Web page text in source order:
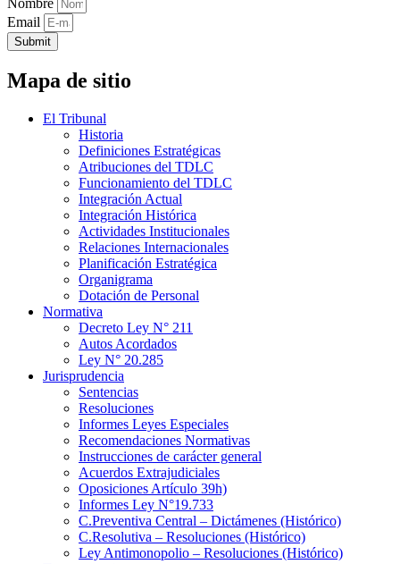
Nombre
Email
Submit
Mapa de sitio
El Tribunal
Historia
Definiciones Estratégicas
Atribuciones del TDLC
Funcionamiento del TDLC
Integración Actual
Integración Histórica
Actividades Institucionales
Relaciones Internacionales
Planificación Estratégica
Organigrama
Dotación de Personal
Normativa
Decreto Ley N° 211
Autos Acordados
Ley N° 20.285
Jurisprudencia
Sentencias
Resoluciones
Informes Leyes Especiales
Recomendaciones Normativas
Instrucciones de carácter general
Acuerdos Extrajudiciales
Oposiciones Artículo 39h)
Informes Ley N°19.733
C.Preventiva Central – Dictámenes (Histórico)
C.Resolutiva – Resoluciones (Histórico)
Ley Antimonopolio – Resoluciones (Histórico)